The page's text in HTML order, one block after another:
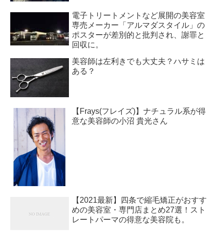
電子トリートメントなど展開の美容室
専売メーカー「アルマダスタイル」の
ポスターが差別的と批判され、謝罪と
回収に。
美容師は左利きでも大丈夫？ハサミは
ある？
【Frays(フレイズ)】ナチュラル系が得
意な美容師の小沼 貴光さん
【2021最新】四条で縮毛矯正がおすす
めの美容室・専門店まとめ27選！スト
レートパーマの得意な美容院も。